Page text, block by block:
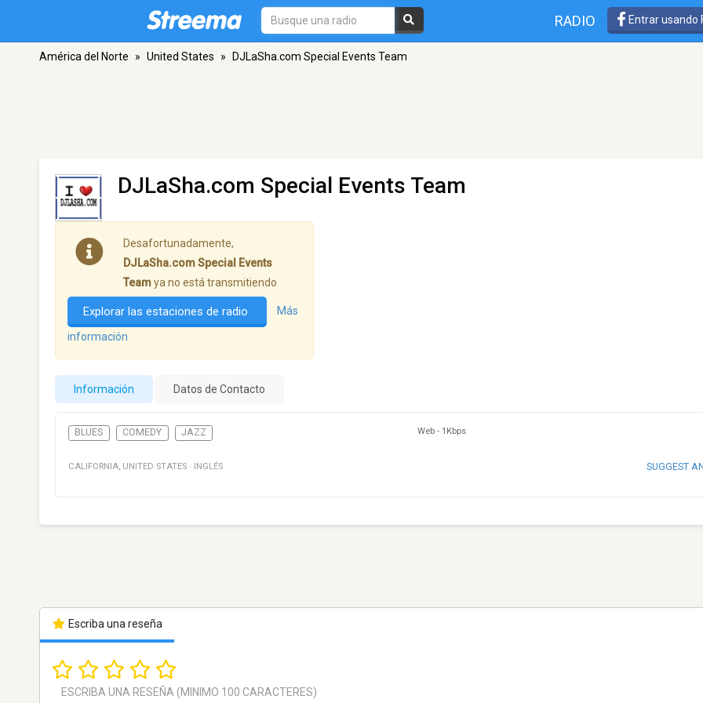
RADIO Entrar usando
América del Norte » United States » DJLaSha.com Special Events Team
DJLaSha.com Special Events Team
Desafortunadamente,
DJLaSha.com Special Events
Teamya no está transmitiendo
Explorar las estaciones de radio Más
información
Información Datos de Contacto
BLUES COMEDY JAZZ Web - 1Kbps
CALIFORNIA, UNITED STATES · INGLÉS SUGGEST
Escriba una reseña